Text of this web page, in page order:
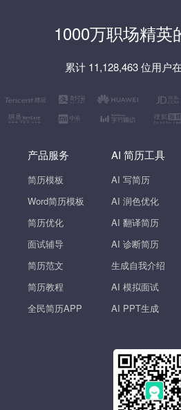
1000万职场精英
累计 11,128,463 位用户
产品服务
简历模板
Word简历模板
简历优化
面试辅导
简历范文
简历教程
全民简历APP
AI 简历工具
AI 写简历
AI 润色优化
AI 翻译简历
AI 诊断简历
生成自我介绍
AI 模拟面试
AI PPT生成